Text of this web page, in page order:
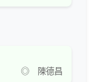
◎ 陳德昌